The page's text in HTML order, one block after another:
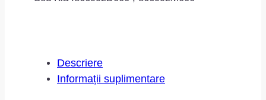
Descriere
Informații suplimentare